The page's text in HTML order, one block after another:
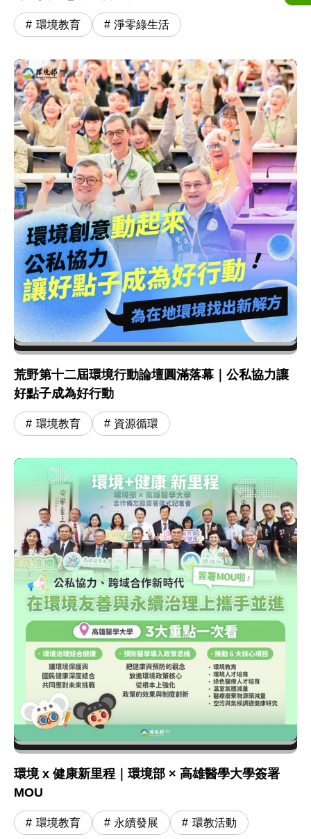
環境教育 淨零綠生活
荒野第十二屆環境行動論壇圓滿落幕｜公私協力讓
好點子成為好行動
環境教育 資源循環
環境 x 健康新里程｜環境部 × 高雄醫學大學簽署
MOU
環境教育 永續發展 環教活動